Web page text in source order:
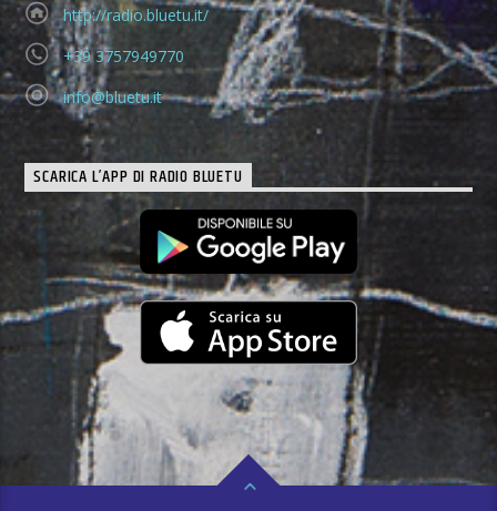
http://radio.bluetu.it/
+39 3757949770
info@bluetu.it
SCARICA L’APP DI RADIO BLUETU